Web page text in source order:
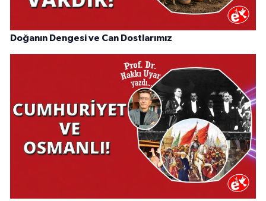
Doğanın Dengesi ve Can Dostlarımız